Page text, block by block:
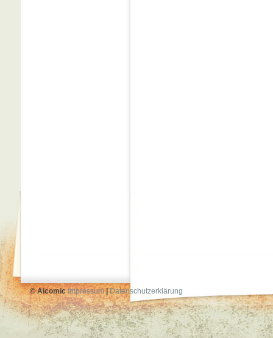
© AicomicImpressum|Datenschutzerklärung